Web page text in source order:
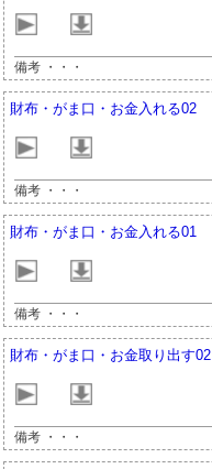
備考 ・・・
財布・がま口・お金入れる02
備考 ・・・
財布・がま口・お金入れる01
備考 ・・・
財布・がま口・お金取り出す02
備考 ・・・